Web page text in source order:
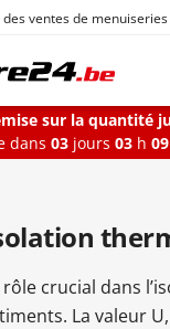
au contenu
des ventes de
sur la quantité
dans 03 jours 03 h 09
crucial dans
La valeur